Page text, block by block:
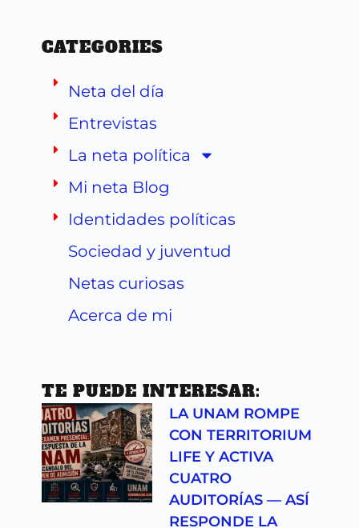
CATEGORIES
Neta del día
Entrevistas
La neta política
Mi neta Blog
Identidades políticas
Sociedad y juventud
Netas curiosas
Acerca de mi
TE PUEDE INTERESAR:
LA UNAM ROMPE
CON TERRITORIUM
LIFE Y ACTIVA
CUATRO
AUDITORÍAS — ASÍ
RESPONDE LA